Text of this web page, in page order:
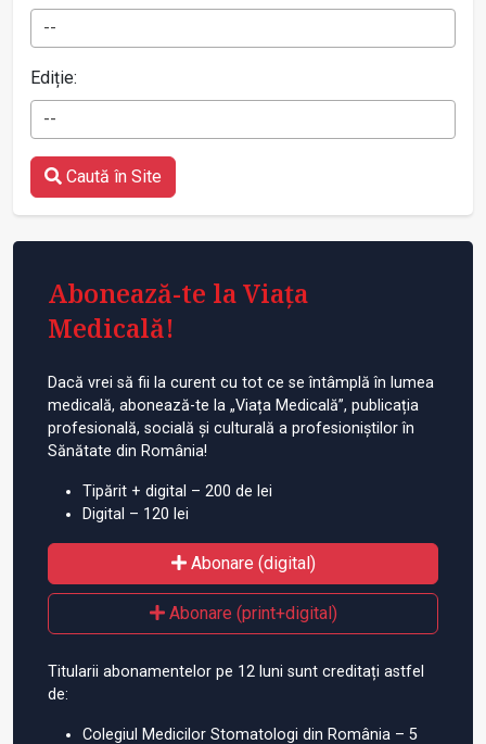
--
Ediție:
--
Caută în Site
Abonează-te la Viața
Medicală!
Dacă vrei să fii la curent cu tot ce se întâmplă în lumea
medicală, abonează-te la „Viața Medicală”, publicația
profesională, socială și culturală a profesioniștilor în
Sănătate din România!
Tipărit + digital – 200 de lei
Digital – 120 lei
Abonare (digital)
Abonare (print+digital)
Titularii abonamentelor pe 12 luni sunt creditați astfel
de:
Colegiul Medicilor Stomatologi din România – 5